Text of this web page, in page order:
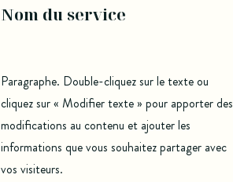
Nom du service
Paragraphe. Double-cliquez sur le texte ou
cliquez sur « Modifier texte » pour apporter des
modifications au contenu et ajouter les
informations que vous souhaitez partager avec
vos visiteurs.